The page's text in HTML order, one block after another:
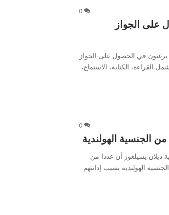
0
على الجواز
في الحصول على الجواز
أمتحانات تشمل القراءة، الكتابة، الاستماع،
0
الجنسية الهولندية
ديلان يسيلغوز أن عددا من
الهولندية بسبب إدانتهم